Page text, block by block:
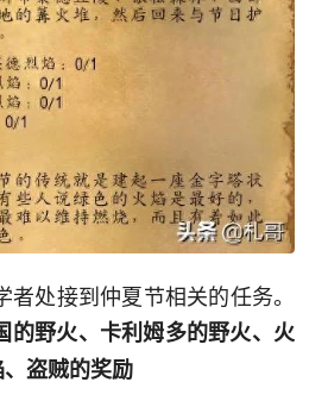
处接到仲夏节相关的任务。
的野火、卡利姆多的野火、火
盗贼的奖励